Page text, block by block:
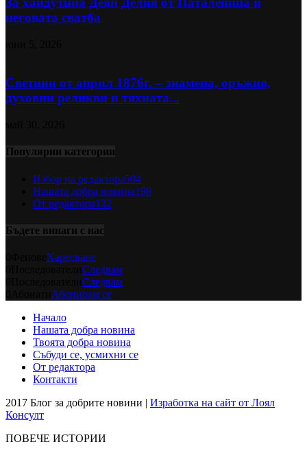
неговата сватба
Светини от април 1876г. – знамена, оръжия,
духовни реликви и тяхната...
Популярни категории
Избор на редактора504
Нашата добра новина198
От редактора132
Бъдете винаги с нас
Харесване
Следвам
Следвам
Абонирам се
Начало
Нашата добра новина
Твоята добра новина
Събуди се, усмихни се
От редактора
Контакти
2017 Блог за добрите новини | Изработка на сайт от Лоял
Консулт
ПОВЕЧЕ ИСТОРИИ